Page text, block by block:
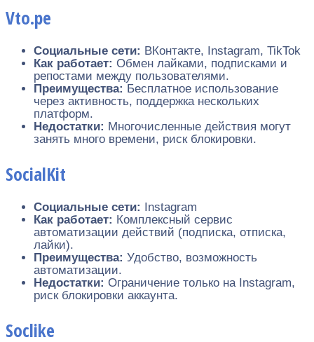
Vto.pe
Социальные сети: ВКонтакте, Instagram, TikTok
Как работает: Обмен лайками, подписками и
репостами между пользователями.
Преимущества: Бесплатное использование
через активность, поддержка нескольких
платформ.
Недостатки: Многочисленные действия могут
занять много времени, риск блокировки.
SocialKit
Социальные сети:
Instagram
Как работает: Комплексный сервис
автоматизации действий (подписка, отписка,
лайки).
Преимущества: Удобство, возможность
автоматизации.
Недостатки: Ограничение только на Instagram,
риск блокировки аккаунта.
Soclike